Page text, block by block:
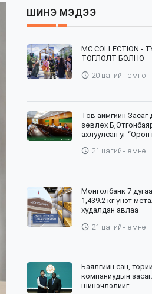
ШИНЭ МЭДЭЭ
⁣MC COLLECTION -
ТОГЛОЛТ БОЛНО
20 цагийн өмнө
Төв аймгийн Засаг
зөвлөх
ахлуулсан уг “Орон
танхим хослуулан
21 цагийн өмнө
Монголбанк 7
1,439.2 кг үнэт
худалдан авлаа
21 цагийн өмнө
Баялгийн сан,
компаниудын
шинэчлэлийг